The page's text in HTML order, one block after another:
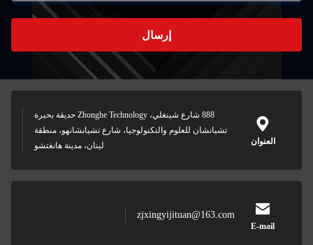
إرسال
العنوان
888 شارع شينغلي، Zhonghe Technology حديقة بحيرة
تشيانشان للعلوم والتكنولوجيا، شارع تشيانشانهو، منطقة
لينان، مدينة هانغتشو
E-mail
zjxingyijituan@163.com